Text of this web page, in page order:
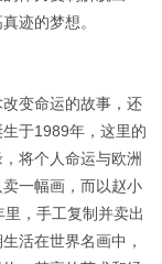
迹的梦想。
变命运的故事，还
于1989年，这里的
将个人命运与欧洲
一幅画，而以赵小
，手工复制并卖出
活在世界名画中，